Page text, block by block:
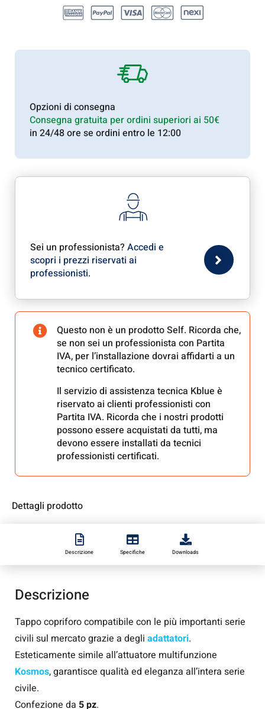
Opzioni di consegna
Consegna gratuita per ordini superiori ai 50€
in 24/48 ore se ordini entro le 12:00
Sei un professionista? Accedi e
scopri i prezzi riservati ai
professionisti.
Questo non è un prodotto Self. Ricorda che,
se non sei un professionista con Partita
IVA, per l’installazione dovrai affidarti a un
tecnico certificato.
Il servizio di assistenza tecnica Kblue è
riservato ai clienti professionisti con
Partita IVA. Ricorda che i nostri prodotti
possono essere acquistati da tutti, ma
devono essere installati da tecnici
professionisti certificati.
Dettagli prodotto
Descrizione
Tappo copriforo compatibile con le più importanti serie
civili sul mercato grazie a degli adattatori.
Esteticamente simile all’attuatore multifunzione
Kosmos, garantisce qualità ed eleganza all’intera serie
civile.
Confezione da 5 pz.